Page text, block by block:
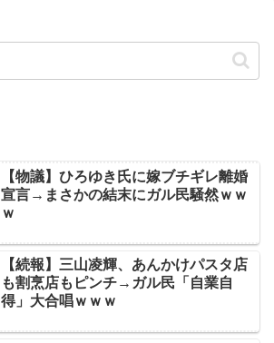
【物議】ひろゆき氏に嫁ブチギレ離婚
宣言→まさかの結末にガル民騒然ｗｗ
ｗ
【続報】三山凌輝、あんかけパスタ店
も割烹店もピンチ→ガル民「自業自
得」大合唱ｗｗｗ